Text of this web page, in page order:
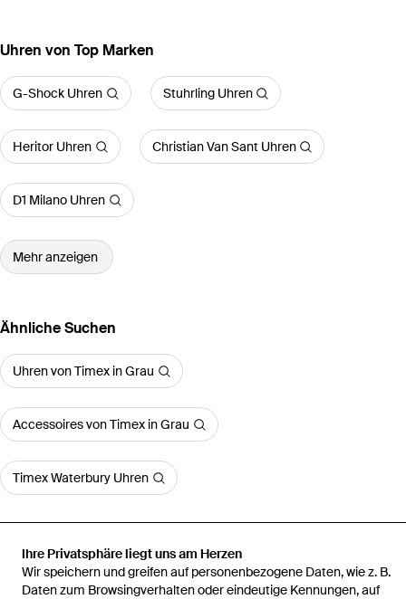
Ihre Privatsphäre liegt uns am Herzen
Wir speichern und greifen auf personenbezogene Daten, wie z. B.
Daten zum Browsingverhalten oder eindeutige Kennungen, auf
Uhren von Top Marken
G-Shock Uhren Stuhrling Uhren
Heritor Uhren Christian Van Sant Uhren
D1 Milano Uhren
Mehr anzeigen
Ähnliche Suchen
Uhren von Timex in Grau
Accessoires von Timex in Grau
Timex Waterbury Uhren
Startseite Herren Uhren Timex Uhren Expedition North 41Mm